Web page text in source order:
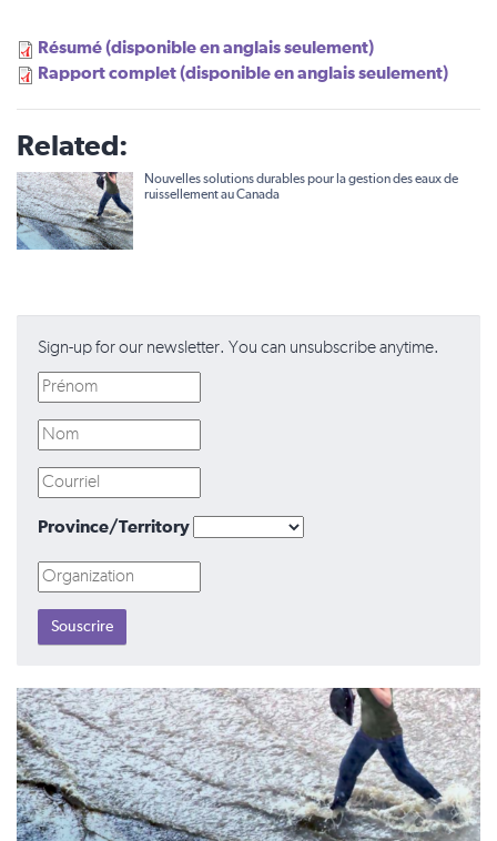
Résumé (disponible en anglais seulement)
Rapport complet (disponible en anglais seulement)
Related:
Nouvelles solutions durables pour la gestion des eaux de
ruissellement au Canada
Sign-up for our newsletter. You can unsubscribe anytime.
Province/Territory